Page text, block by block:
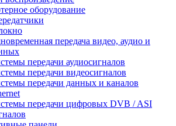
оборудование
передача видео, аудио и
передачи аудиосигналов
передачи видеосигналов
передачи данных и каналов
передачи цифровых DVB / ASI